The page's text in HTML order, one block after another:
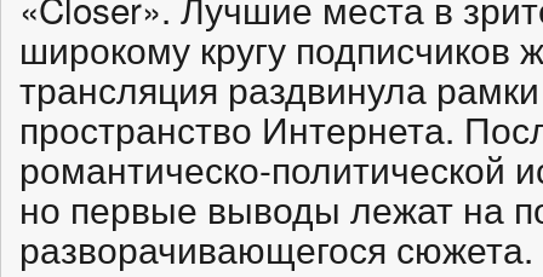
широкому кругу подписчиков
трансляция раздвинула
пространство Интернета.
романтическо-политической
но первые выводы лежат на
разворачивающегося сюжета.